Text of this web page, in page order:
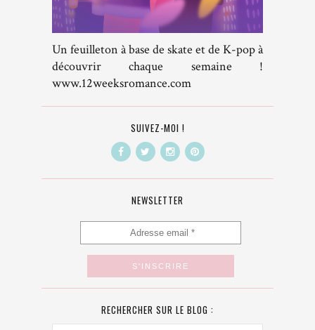
Un feuilleton à base de skate et de K-pop à
découvrir chaque semaine !
www.12weeksromance.com
SUIVEZ-MOI !
NEWSLETTER
RECHERCHER SUR LE BLOG :